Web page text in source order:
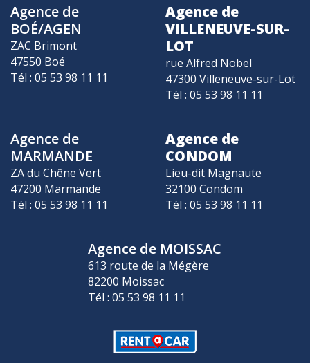
Agence de
BOÉ/AGEN
ZAC Brimont
47550 Boé
Tél : 05 53 98 11 11
Agence de
VILLENEUVE-SUR-
LOT
rue Alfred Nobel
47300 Villeneuve-sur-Lot
Tél : 05 53 98 11 11
Agence de
MARMANDE
ZA du Chêne Vert
47200 Marmande
Tél : 05 53 98 11 11
Agence de
CONDOM
Lieu-dit Magnaute
32100 Condom
Tél : 05 53 98 11 11
Agence de MOISSAC
613 route de la Mégère
82200 Moissac
Tél : 05 53 98 11 11